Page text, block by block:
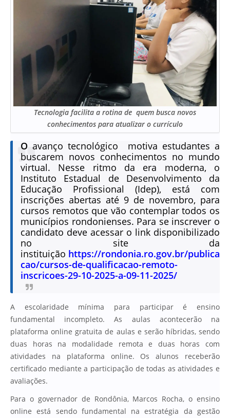
Tecnologia facilita a rotina de quem busca novos
conhecimentos para atualizar o currículo
O avanço tecnológico motiva estudantes a
buscarem novos conhecimentos no mundo
virtual. Nesse ritmo da era moderna, o
Instituto Estadual de Desenvolvimento da
Educação Profissional (Idep), está com
inscrições abertas até 9 de novembro, para
cursos remotos que vão contemplar todos os
municípios rondonienses. Para se inscrever o
candidato deve acessar o link disponibilizado
no site da
instituição https://rondonia.ro.gov.br/publica
cao/cursos-de-qualificacao-remoto-
inscricoes-29-10-2025-a-09-11-2025/
A escolaridade mínima para participar é ensino
fundamental incompleto. As aulas acontecerão na
plataforma online gratuita de aulas e serão híbridas, sendo
duas horas na modalidade remota e duas horas com
atividades na plataforma online. Os alunos receberão
certificado mediante a participação de todas as atividades e
avaliações.
Para o governador de Rondônia, Marcos Rocha, o ensino
online está sendo fundamental na estratégia da gestão